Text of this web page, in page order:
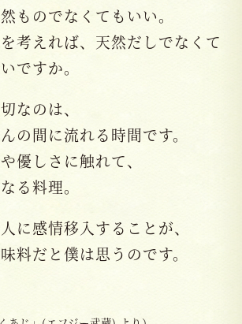
ものでなくてもいい。
考えれば、天然だしでなくて
ですか。
なのは、
の間に流れる時間です。
優しさに触れて、
る料理。
に感情移入することが、
料だと僕は思うのです。